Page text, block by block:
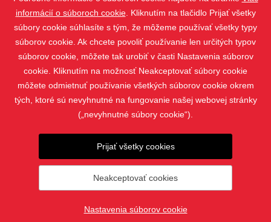
PRODUKTY
vytvorilwebProgress
informácií o súboroch cookie. Kliknutím na tlačidlo Prijať všetky
súbory cookie súhlasíte s tým, že môžeme používať všetky typy
súborov cookie. Ak chcete povoliť používanie len určitých typov
súborov cookie, môžete tak urobiť v časti Nastavenia súborov
cookie. Kliknutím na možnosť Neakceptovať súbory cookie
môžete odmietnuť používanie všetkých súborov cookie okrem
tých, ktoré sú nevyhnutné na fungovanie našej webovej stránky
(„nevyhnutné súbory cookie“).
Prijať všetky cookies
Neakceptovať cookies
Nastavenia súborov cookie